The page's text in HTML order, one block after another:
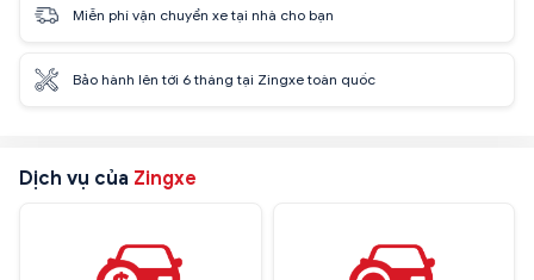
Miễn phí vận chuyển xe tại nhà cho bạn
Bảo hành lên tới 6 tháng tại Zingxe toàn quốc
Dịch vụ của Zingxe